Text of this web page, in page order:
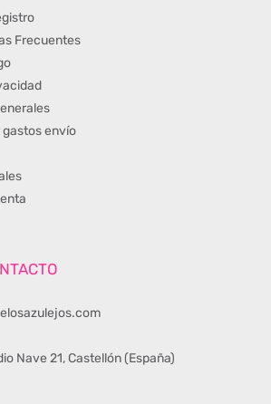
Frecuentes
envío
Nave 21, Castellón (España)